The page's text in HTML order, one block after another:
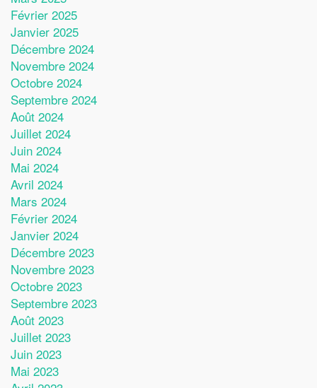
Février 2025
Janvier 2025
Décembre 2024
Novembre 2024
Octobre 2024
Septembre 2024
Août 2024
Juillet 2024
Juin 2024
Mai 2024
Avril 2024
Mars 2024
Février 2024
Janvier 2024
Décembre 2023
Novembre 2023
Octobre 2023
Septembre 2023
Août 2023
Juillet 2023
Juin 2023
Mai 2023